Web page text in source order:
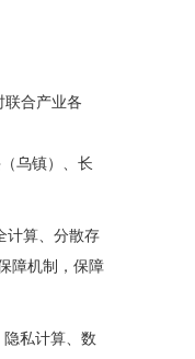
联合产业各
乌镇）、长
计算、分散存
障机制，保障
私计算、数